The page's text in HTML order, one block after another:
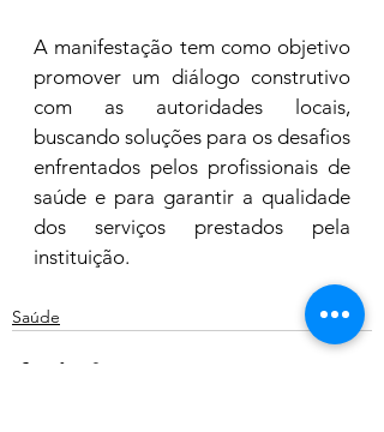
A manifestação tem como objetivo
promover um diálogo construtivo
com as autoridades locais,
buscando soluções para os desafios
enfrentados pelos profissionais de
saúde e para garantir a qualidade
dos serviços prestados pela
instituição.
Saúde